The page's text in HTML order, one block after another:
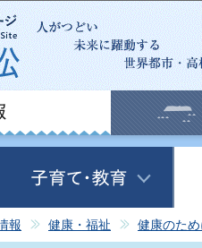
この
報 健康・福祉 健康のた